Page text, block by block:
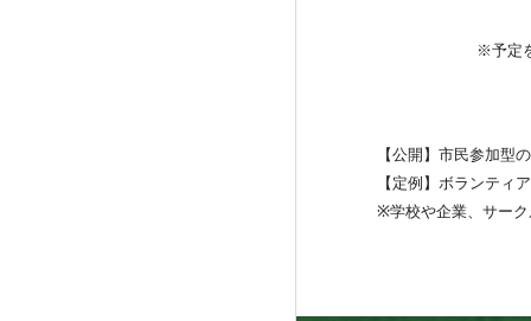
※予定
【公開】市民参加型
【定例】ボランティ
※学校や企業、サー